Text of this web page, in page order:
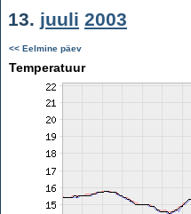
13. juuli 2003
<< Eelmine päev
Temperatuur